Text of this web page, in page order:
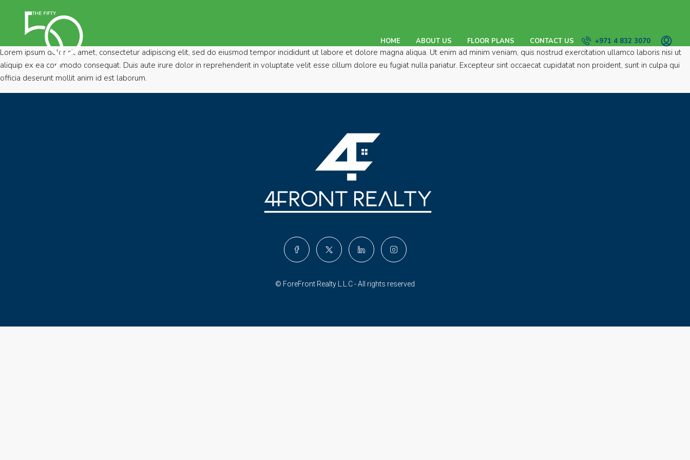
HOME ABOUT US FLOOR PLANS CONTACT US +971 4 832 3070
Lorem ipsum dolor sit amet, consectetur adipiscing elit, sed do eiusmod tempor incididunt ut labore et dolore magna aliqua. Ut enim ad minim veniam, quis nostrud exercitation ullamco laboris nisi ut
aliquip ex ea commodo consequat. Duis aute irure dolor in reprehenderit in voluptate velit esse cillum dolore eu fugiat nulla pariatur. Excepteur sint occaecat cupidatat non proident, sunt in culpa qui
officia deserunt mollit anim id est laborum.
© ForeFront Realty L.L.C - All rights reserved